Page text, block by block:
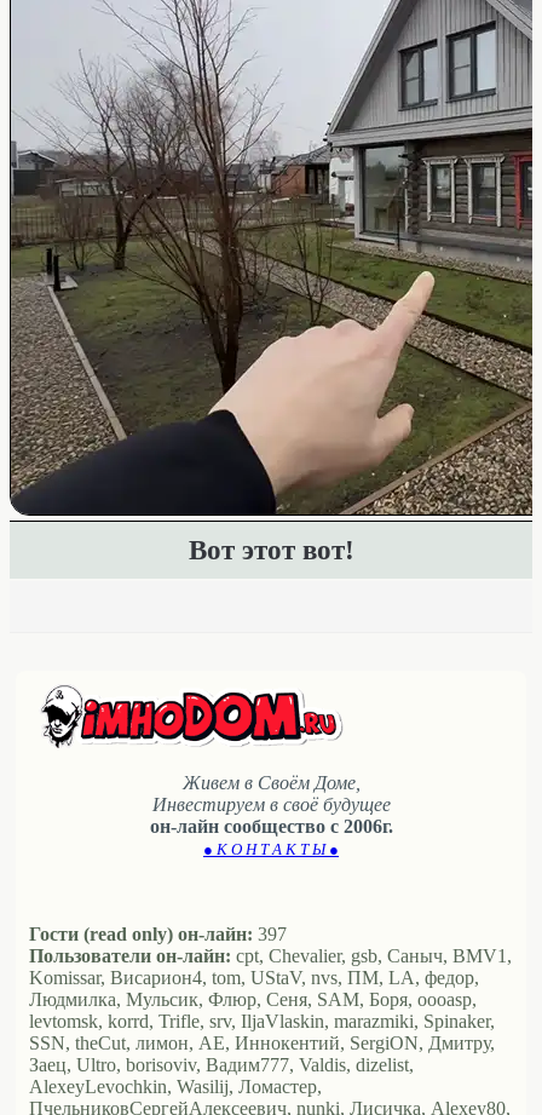
Вот этот вот!
Живем в Своём Доме,
Инвестируем в своё будущее
он-лайн сообщество с 2006г.
● К О Н Т А К Т Ы ●
Гости (read only) он-лайн: 397
Пользователи он-лайн: cpt, Chevalier, gsb, Саныч, BMV1,
Komissar, Висариoн4, tom, UStaV, nvs, ПМ, LA, федор,
Людмилка, Мульсик, Флюр, Сеня, SAM, Боря, oooasp,
levtomsk, korrd, Trifle, srv, IljaVlaskin, marazmiki, Spinaker,
SSN, theCut, лимон, АЕ, Иннокентий, SergiON, Дмитру,
Заец, Ultro, borisoviv, Вадим777, Valdis, dizelist,
AlexeyLevochkin, Wasilij, Ломастер,
ПчельниковСергейАлексеевич, nunki, Лисичка, Alexey80,